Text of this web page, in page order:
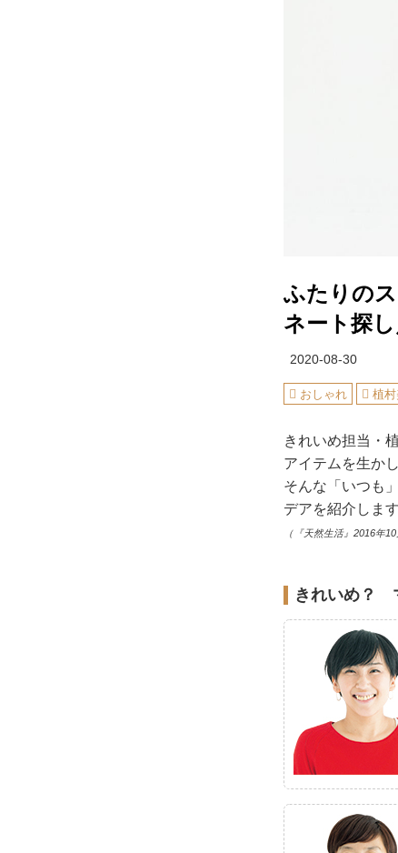
ふたりの
ネート探
2020-08-30
おしゃれ 植
きれいめ担当・
アイテムを生か
そんな「いつも
デアを紹介します
（『天然生活』2016年10
きれいめ？